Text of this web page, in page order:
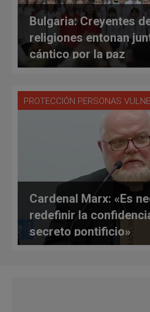
Bulgaria: Creyentes
religiones entonan
cántico por la paz
PROTECCIÓN PERSONAS
Cardenal Marx: «Es
redefinir la
secreto pontificio»